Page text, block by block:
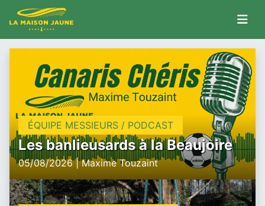
ÉQUIPE MESSIEURS / PODCAST
Les banlieusards à la Beaujoire
05/08/2026 | Maxime Touzaint